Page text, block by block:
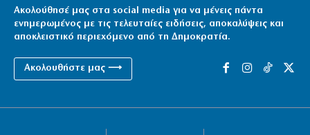
Ακολούθησέ μας στα social media για να μένεις πάντα
ενημερωμένος με τις τελευταίες ειδήσεις, αποκαλύψεις και
αποκλειστικό περιεχόμενο από τη Δημοκρατία.
Ακολουθήστε μας ⟶